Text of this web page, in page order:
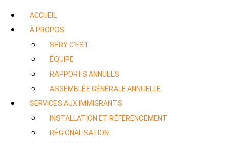
ACCUEIL
À PROPOS
SERY C’EST…
ÉQUIPE
RAPPORTS ANNUELS
ASSEMBLÉE GÉNÉRALE ANNUELLE
SERVICES AUX IMMIGRANTS
INSTALLATION ET RÉFÉRENCEMENT
RÉGIONALISATION